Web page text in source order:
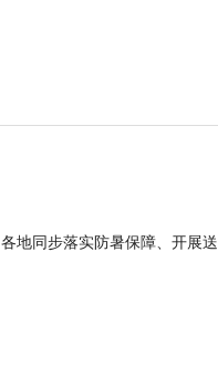
地同步落实防暑保障、开展